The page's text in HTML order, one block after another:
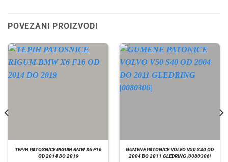
POVEZANI PROIZVODI
TEPIH PATOSNICE RIGUM BMW X6 F16
OD 2014 DO 2019
GUMENE PATONICE VOLVO V50 S40 OD
2004 DO 2011 GLEDRING |0080306|